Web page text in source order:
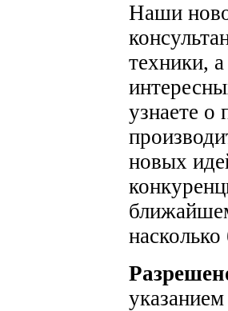
Наши
техники,
узнаете о
новых